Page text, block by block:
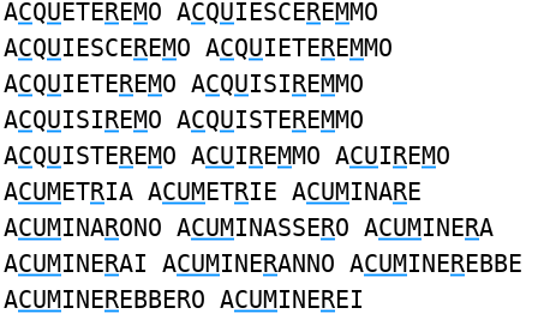
ACQUETEREMO ACQUIESCEREMMO
ACQUIESCEREMO ACQUIETEREMMO
ACQUIETEREMO ACQUISIREMMO
ACQUISIREMO ACQUISTEREMMO
ACQUISTEREMO ACUIREMMO ACUIREMO
ACUMETRIA ACUMETRIE ACUMINARE
ACUMINARONO ACUMINASSERO ACUMINERA
ACUMINERAI ACUMINERANNO ACUMINEREBBE
ACUMINEREBBERO ACUMINEREI